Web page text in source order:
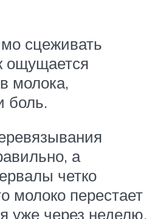
сцеживать
ощущается
молока,
боль.
а
четко
молоко перестает
уже через неделю.